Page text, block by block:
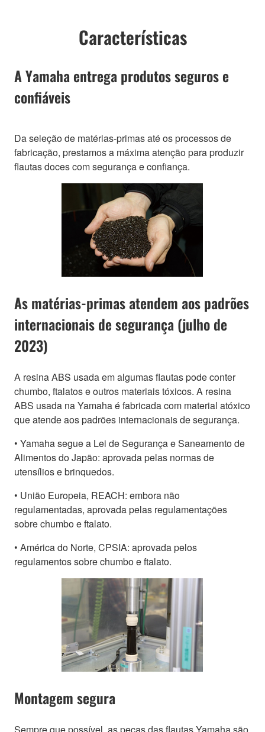
Características
A Yamaha entrega produtos seguros e
confiáveis
Da seleção de matérias-primas até os processos de
fabricação, prestamos a máxima atenção para produzir
flautas doces com segurança e confiança.
As matérias-primas atendem aos padrões
internacionais de segurança (julho de
2023)
A resina ABS usada em algumas flautas pode conter
chumbo, ftalatos e outros materiais tóxicos. A resina
ABS usada na Yamaha é fabricada com material atóxico
que atende aos padrões internacionais de segurança.
• Yamaha segue a Lei de Segurança e Saneamento de
Alimentos do Japão: aprovada pelas normas de
utensílios e brinquedos.
• União Europeia, REACH: embora não
regulamentadas, aprovada pelas regulamentações
sobre chumbo e ftalato.
• América do Norte, CPSIA: aprovada pelos
regulamentos sobre chumbo e ftalato.
Montagem segura